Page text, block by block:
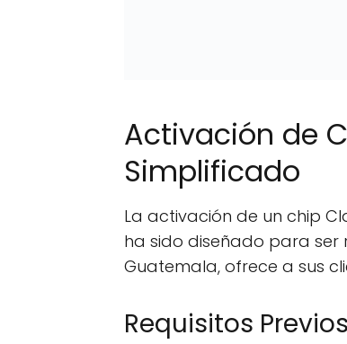
Activación de
Simplificado
La activación de un chip
ha sido diseñado para ser
Guatemala, ofrece a sus
Requisitos